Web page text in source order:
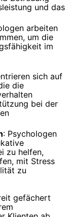
und das
arbeiten
um die
im
sich auf
die
bei der
: Psychologen
zu helfen,
mit Stress
zu
gefächert